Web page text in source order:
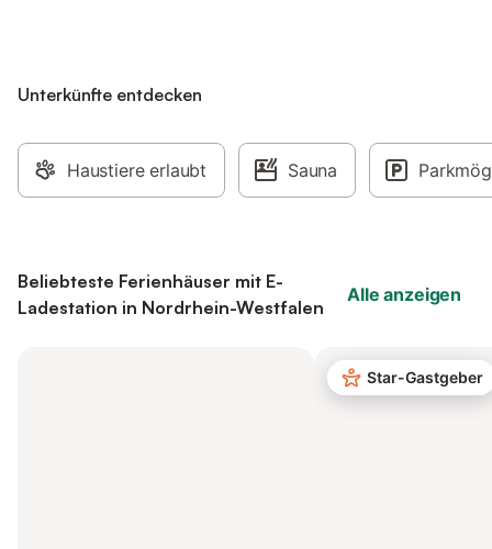
Unterkünfte entdecken
Haustiere erlaubt Sauna
Beliebteste Ferienhäuser mit E-
Ladestation in Nordrhein-Westfalen
Alle anzeigen
Star-Gastgeber